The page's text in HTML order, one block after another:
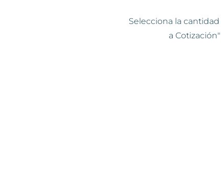
Selecciona la
a